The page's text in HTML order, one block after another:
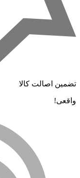
تضمین اصالت کالا
واقعی!